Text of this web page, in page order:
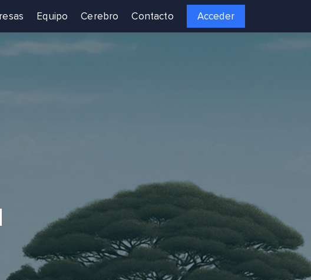
Equipo Cerebro Contacto Acceder